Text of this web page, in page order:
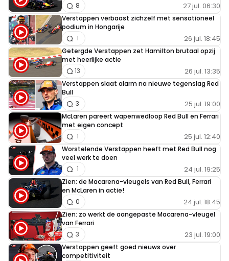
27 jul. 06:30
8
Verstappen verbaast zichzelf met sensationeel
podium in Hongarije
26 jul. 18:45
1
Getergde Verstappen zet Hamilton brutaal opzij
met heerlijke actie
26 jul. 13:35
13
Verstappen slaat alarm na nieuwe tegenslag Red
Bull
25 jul. 19:00
3
McLaren pareert wapenwedloop Red Bull en Ferrari
met eigen concept
25 jul. 12:40
1
Worstelende Verstappen heeft met Red Bull nog
veel werk te doen
24 jul. 19:25
1
Zien: de Macarena-vleugels van Red Bull, Ferrari
en McLaren in actie!
24 jul. 18:45
0
Zien: zo werkt de aangepaste Macarena-vleugel
van Ferrari
23 jul. 19:00
3
Verstappen geeft goed nieuws over
competitiviteit